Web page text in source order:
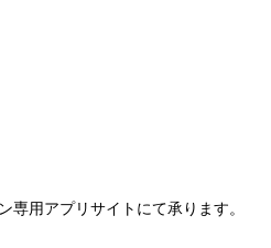
専用アプリサイトにて承ります。